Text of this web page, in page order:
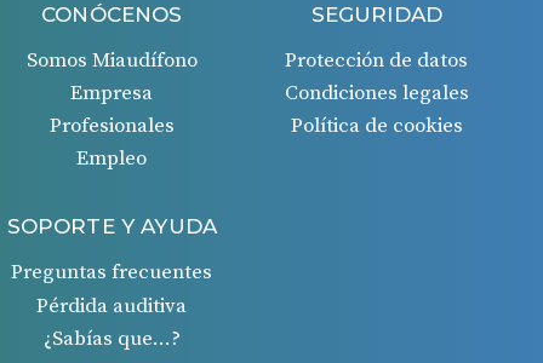
CONÓCENOS
Somos Miaudífono
Empresa
Profesionales
Empleo
SEGURIDAD
Protección de datos
Condiciones legales
Política de cookies
SOPORTE Y AYUDA
Preguntas frecuentes
Pérdida auditiva
¿Sabías que…?